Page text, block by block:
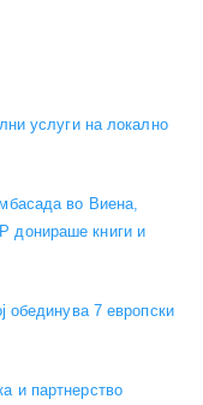
услуги на локално
во Виена,
донираше книги и
обединува 7 европски
и партнерство